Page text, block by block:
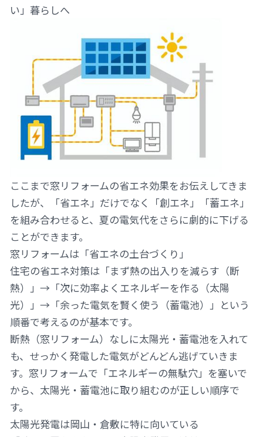
い」暮らしへ
ここまで窓リフォームの省エネ効果をお伝えしてきま
したが、「省エネ」だけでなく「創エネ」「蓄エネ」
を組み合わせると、夏の電気代をさらに劇的に下げる
ことができます。
窓リフォームは「省エネの土台づくり」
住宅の省エネ対策は「まず熱の出入りを減らす（断
熱）」→「次に効率よくエネルギーを作る（太陽
光）」→「余った電気を賢く使う（蓄電池）」という
順番で考えるのが基本です。
断熱（窓リフォーム）なしに太陽光・蓄電池を入れて
も、せっかく発電した電気がどんどん逃げていきま
す。窓リフォームで「エネルギーの無駄穴」を塞いで
から、太陽光・蓄電池に取り組むのが正しい順序で
す。
太陽光発電は岡山・倉敷に特に向いている